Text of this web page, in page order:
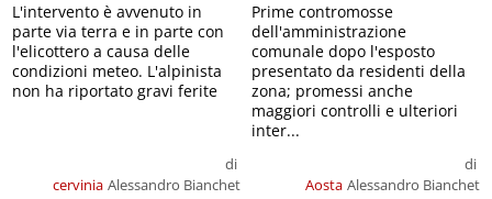
cervinia
di
Alessandro Bianchet
L'intervento è avvenuto in
parte via terra e in parte con
l'elicottero a causa delle
condizioni meteo. L'alpinista
non ha riportato gravi ferite
Aosta
di
Alessandro Bianchet
Prime contromosse
dell'amministrazione
comunale dopo l'esposto
presentato da residenti della
zona; promessi anche
maggiori controlli e ulteriori
inter...